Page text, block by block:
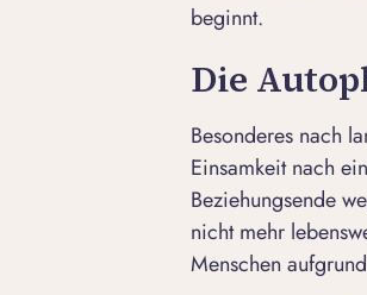
beginnt.
Die
Besonderes nach
Einsamkeit nach
Beziehungsende
nicht mehr
Menschen